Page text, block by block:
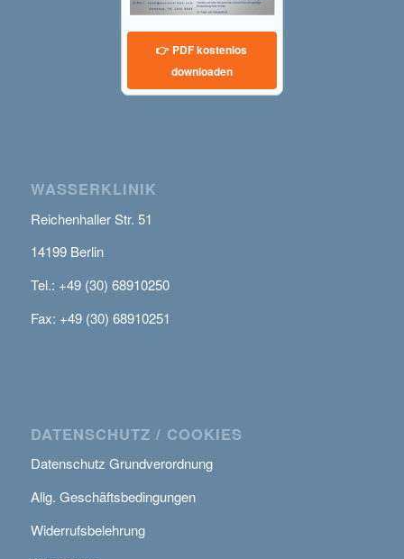
👉 PDF kostenlos
downloaden
WASSERKLINIK
Reichenhaller Str. 51
14199 Berlin
Tel.: +49 (30) 68910250
Fax: +49 (30) 68910251
DATENSCHUTZ / COOKIES
Datenschutz Grundverordnung
Allg. Geschäftsbedingungen
Widerrufsbelehrung